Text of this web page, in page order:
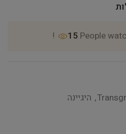
15 People
, היגיינה